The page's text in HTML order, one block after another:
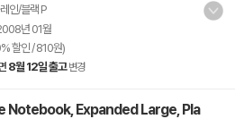
인/블랙 P
년 01월
할인 / 810원)
8월 12일 출고 변경
Notebook, Expanded Large, Pla